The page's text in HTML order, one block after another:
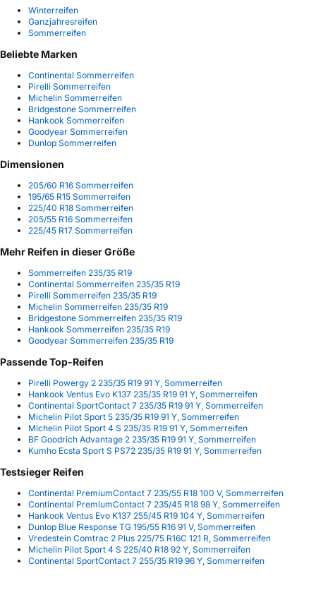
Winterreifen
Ganzjahresreifen
Sommerreifen
Beliebte Marken
Continental Sommerreifen
Pirelli Sommerreifen
Michelin Sommerreifen
Bridgestone Sommerreifen
Hankook Sommerreifen
Goodyear Sommerreifen
Dunlop Sommerreifen
Dimensionen
205/60 R16 Sommerreifen
195/65 R15 Sommerreifen
225/40 R18 Sommerreifen
205/55 R16 Sommerreifen
225/45 R17 Sommerreifen
Mehr Reifen in dieser Größe
Sommerreifen 235/35 R19
Continental Sommerreifen 235/35 R19
Pirelli Sommerreifen 235/35 R19
Michelin Sommerreifen 235/35 R19
Bridgestone Sommerreifen 235/35 R19
Hankook Sommerreifen 235/35 R19
Goodyear Sommerreifen 235/35 R19
Passende Top-Reifen
Pirelli Powergy 2 235/35 R19 91 Y, Sommerreifen
Hankook Ventus Evo K137 235/35 R19 91 Y, Sommerreifen
Continental SportContact 7 235/35 R19 91 Y, Sommerreifen
Michelin Pilot Sport 5 235/35 R19 91 Y, Sommerreifen
Michelin Pilot Sport 4 S 235/35 R19 91 Y, Sommerreifen
BF Goodrich Advantage 2 235/35 R19 91 Y, Sommerreifen
Kumho Ecsta Sport S PS72 235/35 R19 91 Y, Sommerreifen
Testsieger Reifen
Continental PremiumContact 7 235/55 R18 100 V, Sommerreifen
Continental PremiumContact 7 235/45 R18 98 Y, Sommerreifen
Hankook Ventus Evo K137 255/45 R19 104 Y, Sommerreifen
Dunlop Blue Response TG 195/55 R16 91 V, Sommerreifen
Vredestein Comtrac 2 Plus 225/75 R16C 121 R, Sommerreifen
Michelin Pilot Sport 4 S 225/40 R18 92 Y, Sommerreifen
Continental SportContact 7 255/35 R19 96 Y, Sommerreifen